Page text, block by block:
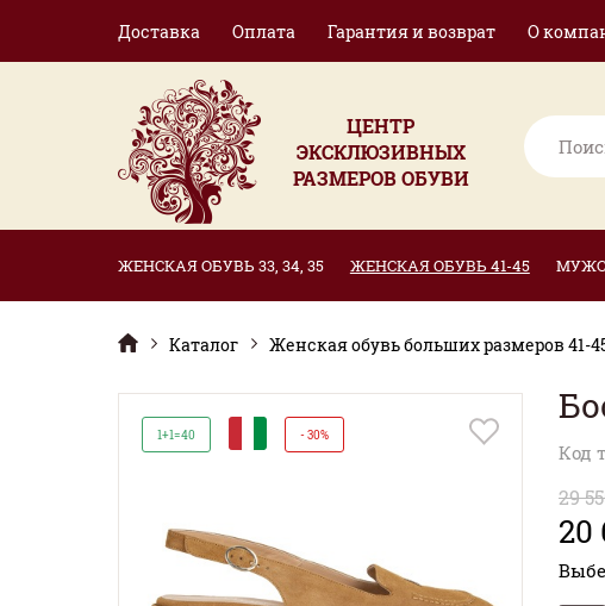
Доставка Оплата Гарантия и возврат О
ЦЕНТР
ЭКСКЛЮЗИВНЫХ
РАЗМЕРОВ ОБУВИ
ЖЕНСКАЯ ОБУВЬ 33, 34, 35 ЖЕНСКАЯ ОБУВЬ 41-45
Каталог Женская обувь больших размеров 41-
1+1=40 - 30%
Код
29
20